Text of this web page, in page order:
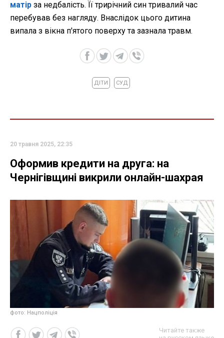
матір за недбалість. Її трирічний син тривалий час
перебував без нагляду. Внаслідок цього дитина
випала з вікна п'ятого поверху та зазнала травм.
ДІТИ СУД
20 травня 2025, 22:35
Оформив кредити на друга: на
Чернігівщині викрили онлайн-шахрая
фото: Нацполіція
Читайте также